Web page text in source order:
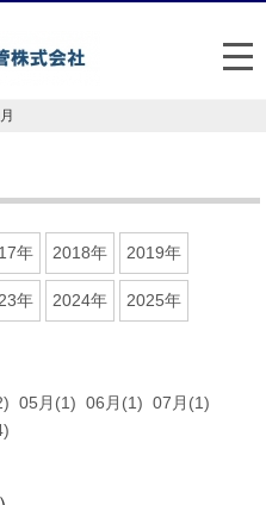
メ
強み
決事例
報
年 2018年 2019年
年 2024年 2025年
05月(1) 06月(1) 07月(1)